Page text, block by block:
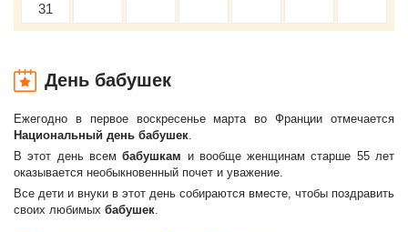
31
День бабушек
Ежегодно в первое воскресенье марта во Франции отмечается
Национальный день бабушек.
В этот день всембабушкам и вообще женщинам старше 55 лет
оказывается необыкновенный почет и уважение.
Все дети и внуки в этот день собираются вместе, чтобы поздравить
своих любимых бабушек.